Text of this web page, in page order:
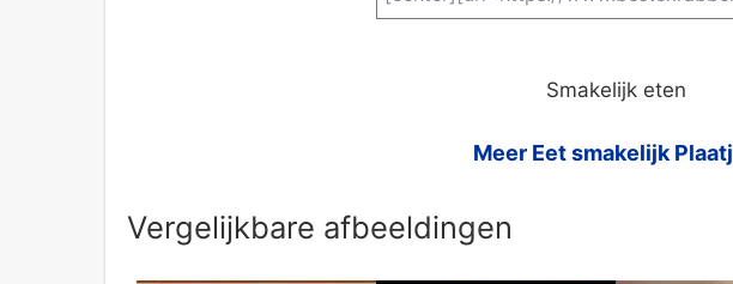
Smakelijk eten
Meer Eet smakelijk
Vergelijkbare afbeeldingen